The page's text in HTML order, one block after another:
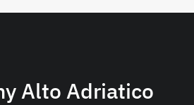
Alto Adriatico